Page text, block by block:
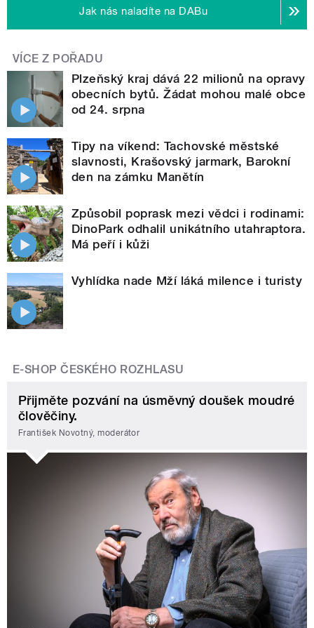
Jak nás naladíte na DABu
VÍCE Z POŘADU
Plzeňský kraj dává 22 milionů na opravy
obecních bytů. Žádat mohou malé obce
od 24. srpna
Tipy na víkend: Tachovské městské
slavnosti, Krašovský jarmark, Barokní
den na zámku Manětín
Způsobil poprask mezi vědci i rodinami:
DinoPark odhalil unikátního utahraptora.
Má peří i kůži
Vyhlídka nade Mží láká milence i turisty
E-SHOP ČESKÉHO ROZHLASU
Přijměte pozvání na úsměvný doušek moudré
člověčiny.
František Novotný, moderátor